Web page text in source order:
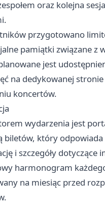
oraz kolejna
przygotowano
pamiątki związane z
jest
na dedykowanej
koncertów.
wydarzenia jest
biletów, który odpowiada
i szczegóły dotyczące
harmonogram
na miesiąc przed